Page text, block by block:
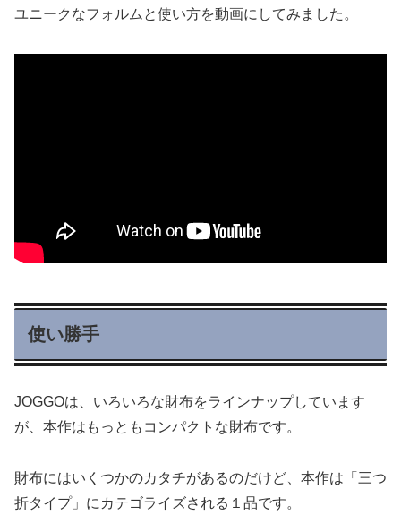
ユニークなフォルムと使い方を動画にしてみました。
使い勝手
JOGGOは、いろいろな財布をラインナップしています
が、本作はもっともコンパクトな財布です。
財布にはいくつかのカタチがあるのだけど、本作は「三つ
折タイプ」にカテゴライズされる１品です。